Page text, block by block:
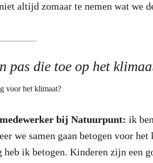
altijd zomaar te nemen wat we
pas die toe op het
bij Natuurpunt: ik
we samen gaan betogen voor het
ik betogen. Kinderen zijn een